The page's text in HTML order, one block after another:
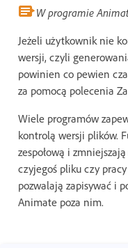
W programie
Jeżeli użytkownik nie
wersji, czyli
powinien co pewien
za pomocą polecenia
Wiele programów
kontrolą wersji plików.
zespołową i
czyjegoś pliku czy
pozwalają zapisywać i
Animate poza nim.